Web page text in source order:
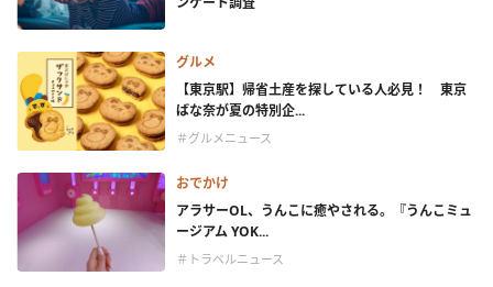
グルメ
【東京駅】帰省土産を探している人必見！ 東京
ばな奈が夏の特別企...
＃グルメニュース
おでかけ
アラサーOL、うんこに癒やされる。『うんこミュ
ージアム YOK...
＃トラベルニュース